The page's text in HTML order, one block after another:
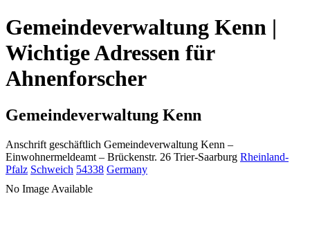
Gemeindeverwaltung Kenn |
Wichtige Adressen für
Ahnenforscher
Gemeindeverwaltung Kenn
Anschrift geschäftlich Gemeindeverwaltung Kenn –
Einwohnermeldeamt – Brückenstr. 26 Trier-Saarburg Rheinland-
Pfalz Schweich 54338 Germany
No Image Available